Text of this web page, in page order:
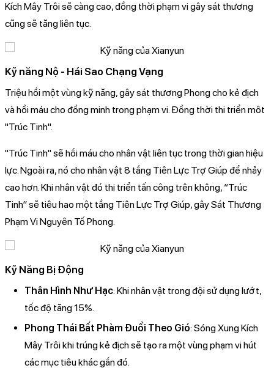
Kích Mây Trôi sẽ càng cao, đồng thời phạm vi gây sát thương
cũng sẽ tăng liên tục.
Kỹ năng Nộ - Hái Sao Chạng Vạng
Triệu hồi một vùng kỹ năng, gây sát thương Phong cho kẻ địch
và hồi máu cho đồng minh trong phạm vi. Đồng thời thi triển môt
"Trúc Tinh".
"Trúc Tinh" sẽ hồi máu cho nhân vật liên tục trong thời gian hiệu
lực. Ngoài ra, nó cho nhân vật 8 tầng Tiên Lực Trợ Giúp để nhảy
cao hơn. Khi nhân vật đó thi triển tấn công trên không, “Trúc
Tinh” sẽ tiêu hao một tầng Tiên Lực Trợ Giúp, gây Sát Thương
Phạm Vi Nguyên Tố Phong.
Kỹ Năng Bị Động
Thân Hình Như Hạc: Khi nhân vật trong đội sử dụng lướt,
tốc độ tăng 15%.
Phong Thái Bất Phàm Đuổi Theo Gió: Sóng Xung Kích
Mây Trôi khi trúng kẻ địch sẽ tạo ra một vùng phạm vi hút
các mục tiêu khác gần đó.